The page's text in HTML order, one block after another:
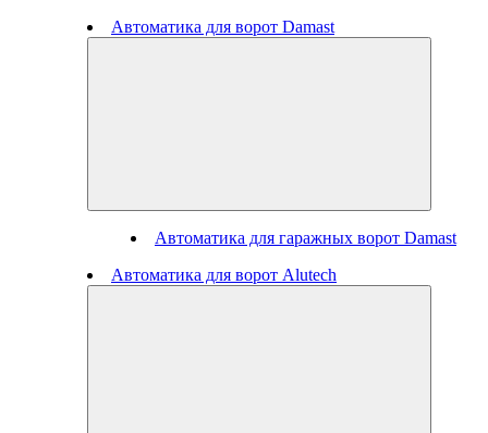
Автоматика для ворот Damast
Автоматика для гаражных ворот Damast
Автоматика для ворот Alutech